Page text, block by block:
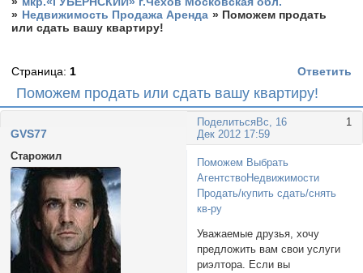
» Недвижимость Продажа Аренда » Поможем продать
или сдать вашу квартиру!
Поможем продать или сдать вашу квартиру!
Страница: 1 Ответить
Поделиться 1
Вс, 16
Дек 2012 17:59
GVS77
Старожил
Поможем Выбрать
АгентствоНедвижимости
Продать/купить сдать/снять
кв-ру
Уважаемые друзья, хочу
предложить вам свои услуги
риэлтора. Если вы